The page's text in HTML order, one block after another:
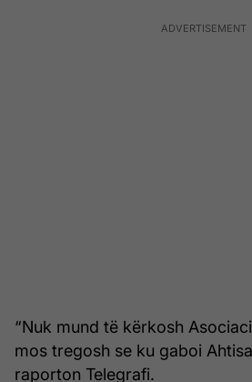
“Nuk mund të kërkosh
mos tregosh se ku gaboi
raporton Telegrafi.